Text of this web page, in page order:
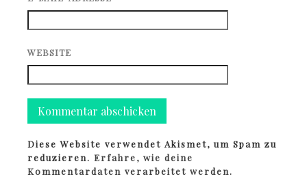
WEBSITE
Diese Website verwendet Akismet, um Spam zu
reduzieren.Erfahre, wie deine
Kommentardaten verarbeitet werden.